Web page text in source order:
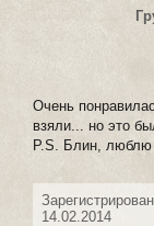
Очень
взяли... но это
P.S. Блин, люблю
14.02.2014